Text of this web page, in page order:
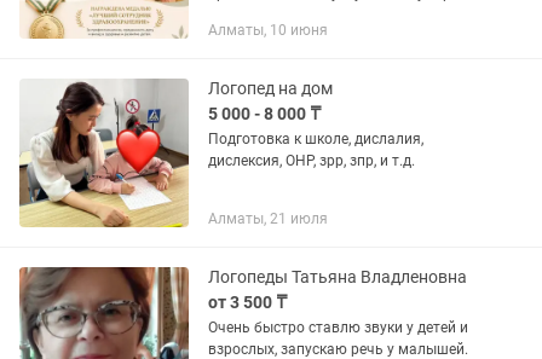
коррекция звуков (Р, Л, Ш, Ж и др.) •
Алматы, 10 июня
Логопед на дом
5 000 - 8 000 ₸
Подготовка к школе, дислалия,
дислексия, ОНР, зрр, зпр, и т.д.
Алматы, 21 июля
Логопеды Татьяна Владленовна
от 3 500 ₸
Очень быстро ставлю звуки у детей и
взрослых, запускаю речь у малышей.